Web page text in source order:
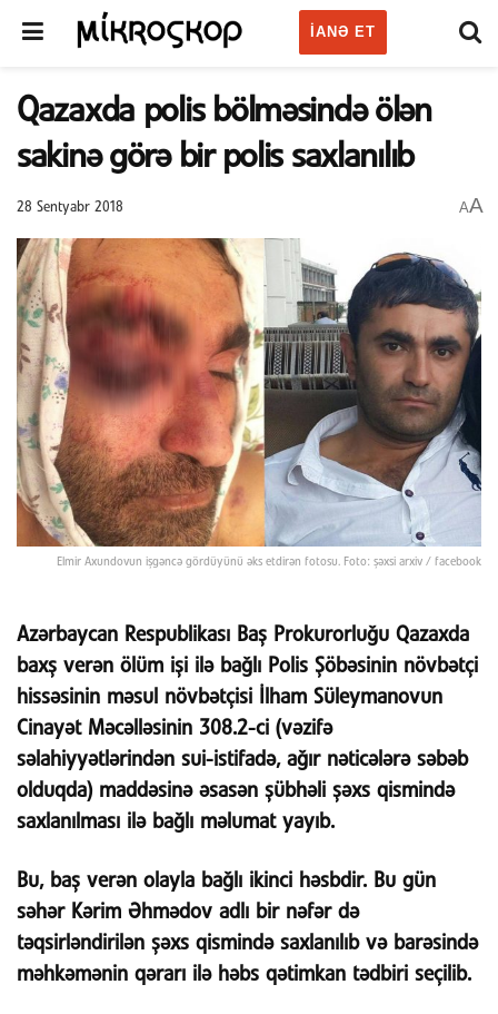
IANƏ ET
Qazaxda polis bölməsində ölən
sakinə görə bir polis saxlanılıb
28 Sentyabr 2018 AA
Elmir Axundovun işgəncə gördüyünü əks etdirən fotosu. Foto: şəxsi arxiv / facebook
Azərbaycan Respublikası Baş Prokurorluğu Qazaxda
baxş verən ölüm işi ilə bağlı Polis Şöbəsinin növbətçi
hissəsinin məsul növbətçisi İlham Süleymanovun
Cinayət Məcəlləsinin 308.2-ci (vəzifə
səlahiyyətlərindən sui-istifadə, ağır nəticələrə səbəb
olduqda) maddəsinə əsasən şübhəli şəxs qismində
saxlanılması ilə bağlı məlumat yayıb.
Bu, baş verən olayla bağlı ikinci həsbdir. Bu gün
səhər Kərim Əhmədov adlı bir nəfər də
təqsirləndirilən şəxs qismində saxlanılıb və barəsində
məhkəmənin qərarı ilə həbs qətimkan tədbiri seçilib.